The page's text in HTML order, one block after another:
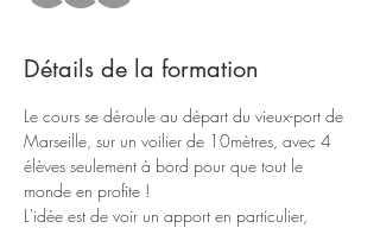
Détails de la formation
Le cours se déroule au départ du vieux-port de
Marseille, sur un voilier de 10mètres, avec 4
élèves seulement à bord pour que tout le
monde en profite !
L'idée est de voir un apport en particulier,